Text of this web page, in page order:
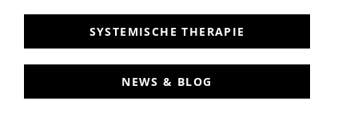
SYSTEMISCHE THERAPIE
NEWS & BLOG